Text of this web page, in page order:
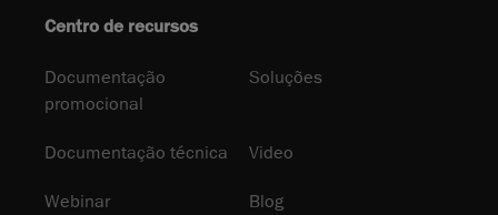
Centro de recursos
Documentação
promocional
Soluções
Documentação técnica Video
Webinar Blog